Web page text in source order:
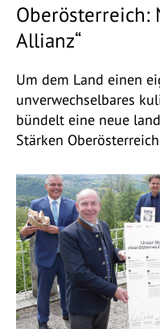
Oberösterreich:
Allianz“
Um dem Land einen
unverwechselbares
bündelt eine neue
Stärken